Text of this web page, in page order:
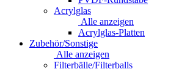
Acrylglas
Alle anzeigen
Acrylglas-Platten
Zubehör/Sonstige
Alle anzeigen
Filterbälle/Filterballs